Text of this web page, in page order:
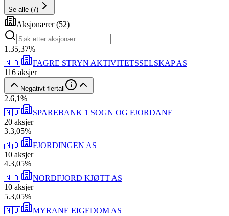
Se alle (7)
Aksjonærer(52)
1 .35,37%
🇳🇴
FAGRE STRYN AKTIVITETSSELSKAP AS
116 aksjer
Negativt flertall
2.6,1%
🇳🇴
SPAREBANK 1 SOGN OG FJORDANE
20 aksjer
3.3,05%
🇳🇴
FJORDINGEN AS
10 aksjer
4.3,05%
🇳🇴
NORDFJORD KJØTT AS
10 aksjer
5.3,05%
🇳🇴
MYRANE EIGEDOM AS